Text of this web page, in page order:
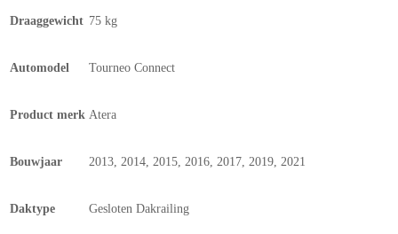
Draaggewicht 75 kg
Automodel Tourneo Connect
Product merk Atera
Bouwjaar 2013, 2014, 2015, 2016, 2017, 2019, 2021
Daktype Gesloten Dakrailing